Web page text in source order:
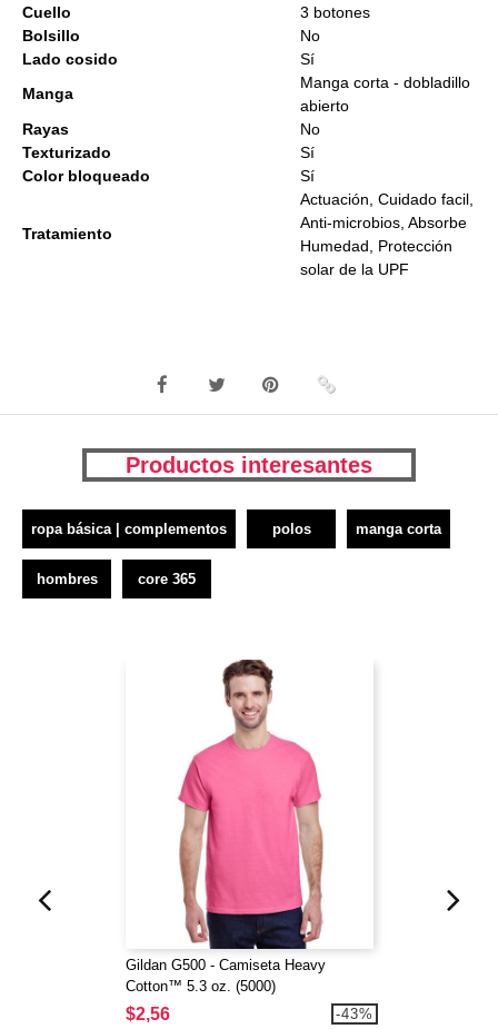
Cuello
3 botones
Bolsillo
No
Lado cosido
Sí
Manga
Manga corta - dobladillo
abierto
Rayas
No
Texturizado
Sí
Color bloqueado
Sí
Tratamiento
Actuación, Cuidado facil,
Anti-microbios, Absorbe
Humedad, Protección
solar de la UPF
Productos interesantes
ropa básica | complementos polos manga corta
hombres core 365
Gildan G500 - Camiseta Heavy
Cotton™ 5.3 oz. (5000)
$2,56 -43%